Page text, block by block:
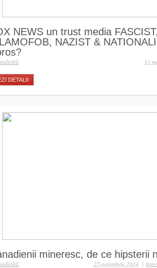
NEWS un trust media
NAZIST &
13
DETALII
mineresc, de ce hipsterii
|
25 octombrie 2014